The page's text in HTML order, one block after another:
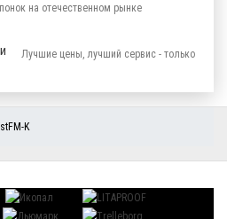
на отечественном рынке
Лучшие цены, лучший сервис - только
FM-K